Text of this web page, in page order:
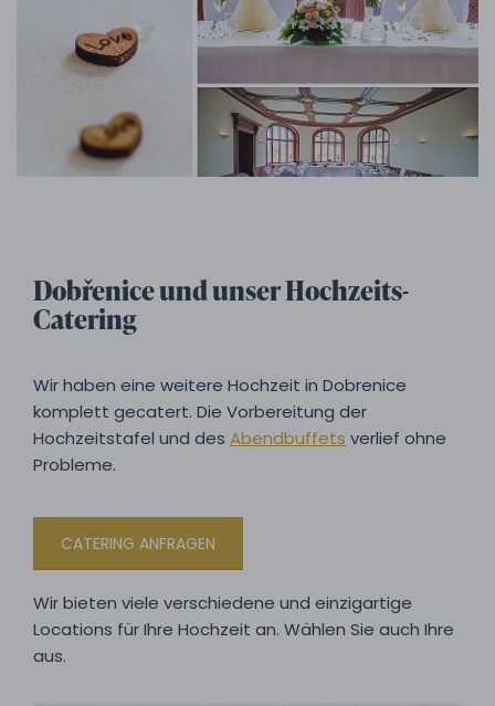
Dobřenice und unser Hochzeits-
Catering
Wir haben eine weitere Hochzeit in Dobrenice
komplett gecatert. Die Vorbereitung der
Hochzeitstafel und des Abendbuffets verlief ohne
Probleme.
CATERING ANFRAGEN
Wir bieten viele verschiedene und einzigartige
Locations für Ihre Hochzeit an. Wählen Sie auch Ihre
aus.